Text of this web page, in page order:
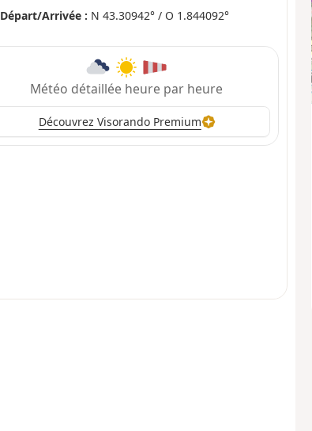
Départ/Arrivée : N 43.30942° / O 1.844092°
Météo détaillée heure par heure
Découvrez Visorando Premium